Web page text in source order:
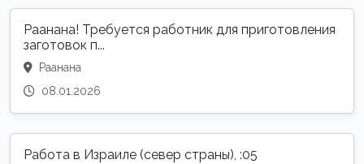
Раанана! Требуется работник для приготовления
заготовок п...
Раанана
08.01.2026
Работа в Израиле (север страны), :05